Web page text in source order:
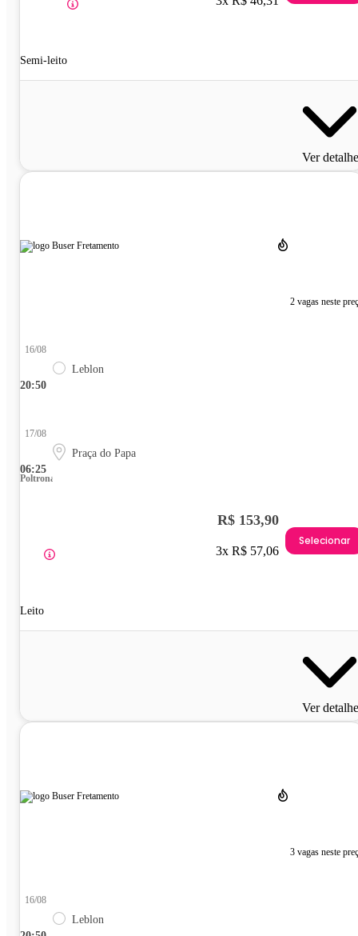
Semi-leito
Ver
2 vagas neste
20:50
16/08
Leblon
06:25
17/08
Praça do Papa
Poltrona
Leito
R$ 153,90
3x R$ 57,06
Selecionar
Ver
3 vagas neste
16/08
Leblon